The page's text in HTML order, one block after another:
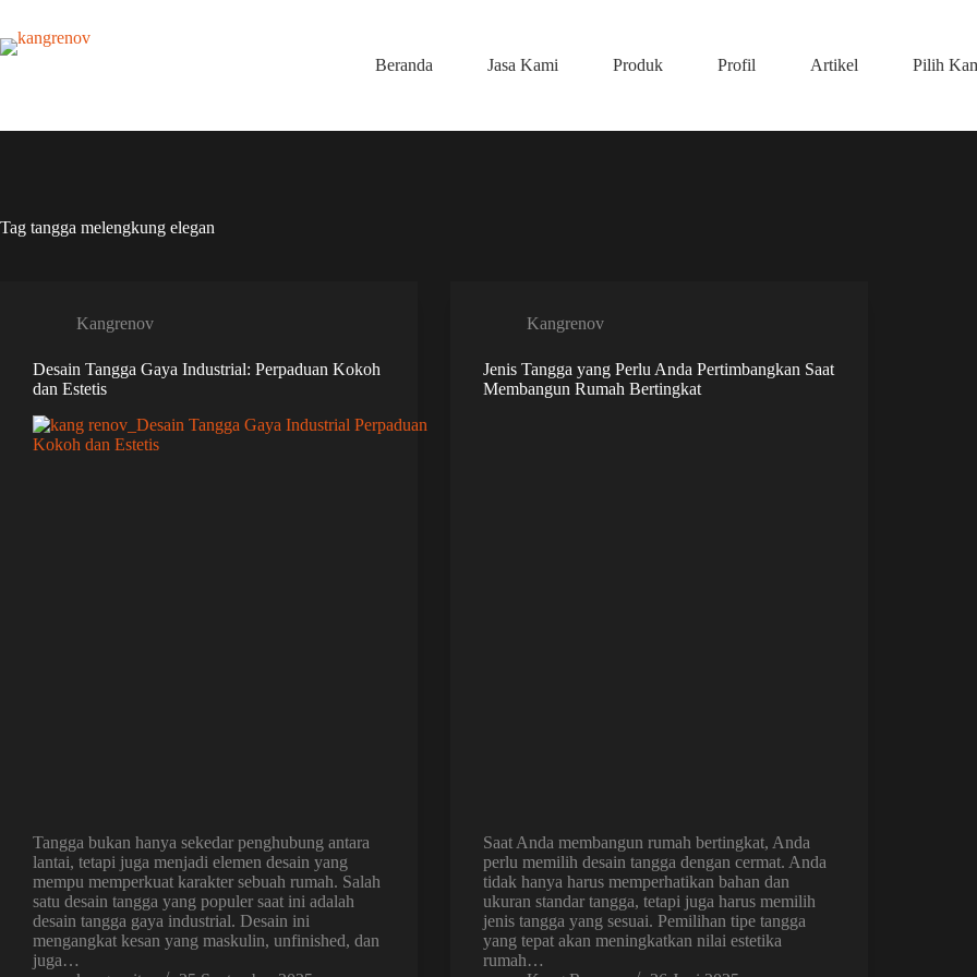
content
Beranda
Jasa Kami Produk Profil Artikel Pilih
Tag tangga melengkung elegan
Kangrenov
Desain Tangga Gaya Industrial: Perpaduan Kokoh
dan Estetis
Tangga bukan hanya sekedar penghubung antara
lantai, tetapi juga menjadi elemen desain yang
mempu memperkuat karakter sebuah rumah. Salah
satu desain tangga yang populer saat ini adalah
desain tangga gaya industrial. Desain ini
mengangkat kesan yang maskulin, unfinished, dan
juga…
Kangrenov
Jenis Tangga yang Perlu Anda Pertimbangkan Saat
Membangun Rumah Bertingkat
Saat Anda membangun rumah bertingkat, Anda
perlu memilih desain tangga dengan cermat. Anda
tidak hanya harus memperhatikan bahan dan
ukuran standar tangga, tetapi juga harus memilih
jenis tangga yang sesuai. Pemilihan tipe tangga
yang tepat akan meningkatkan nilai estetika
rumah…